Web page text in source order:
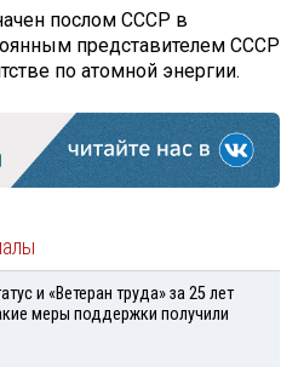
послом СССР в
представителем СССР
по атомной энергии.
и «Ветеран труда» за 25 лет
меры поддержки получили